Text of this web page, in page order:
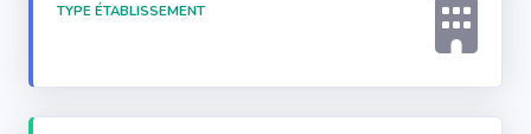
TYPE ÉTABLISSEMENT